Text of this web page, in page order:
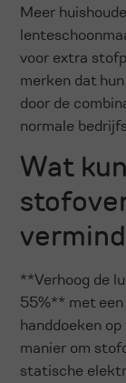
Meer
voor extra
merken dat
door de
normale
Wat
**Verhoog de
55%** met
handdoeken
manier om
statische